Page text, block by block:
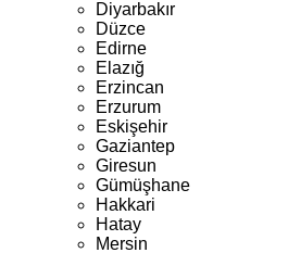
Diyarbakır
Düzce
Edirne
Elazığ
Erzincan
Erzurum
Eskişehir
Gaziantep
Giresun
Gümüşhane
Hakkari
Hatay
Mersin